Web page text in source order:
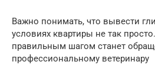
Важно понимать, что вывести
условиях квартиры не так
правильным шагом станет
профессиональному ветеринару